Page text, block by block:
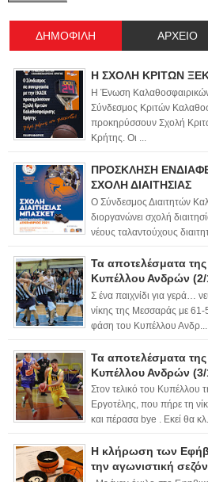
ΔΗΜΟΦΙΛΗ ΑΡΧΕΙΟ
Η ΣΧΟΛΗ ΚΡΙΤΩΝ
Η Ένωση
Σύνδεσμος Κριτών
προκηρύσσουν Σχολή
Κρήτης. Οι ...
ΠΡΟΣΚΛΗΣΗ
ΣΧΟΛΗ ΔΙΑΙΤΗΣΙΑΣ
Ο Σύνδεσμος Διαιτητών
διοργανώνει σχολή
νέους ταλαντούχους
Τα αποτελέσματα
Κυπέλλου Ανδρών (2/
Σ ένα παιχνίδι για γερά…
νίκης της Μεσσαράς με 61-
φάση του Κυπέλλου Ανδρ...
Τα αποτελέσματα
Κυπέλλου Ανδρών (3/
Στον τελικό του Κυπέλλου
Εργοτέλης, που πήρε τη
και πέρασα bye . Εκεί θα
Η κλήρωση των
την αγωνιστική